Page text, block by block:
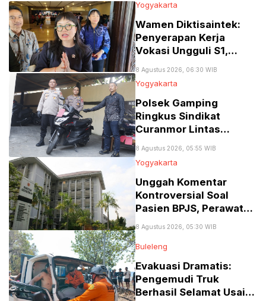
Yogyakarta
Wamen Diktisaintek:
Penyerapan Kerja
Vokasi Ungguli S1,
8 Agustus 2026, 06:30 WIB
Yogyakarta
Polsek Gamping
Ringkus Sindikat
Curanmor Lintas
Gran Max
8 Agustus 2026, 05:55 WIB
Yogyakarta
Unggah Komentar
Kontroversial Soal
Pasien BPJS, Perawat
Sanksi Skorsing
8 Agustus 2026, 05:30 WIB
Buleleng
Evakuasi Dramatis:
Pengemudi Truk
Berhasil Selamat Usai